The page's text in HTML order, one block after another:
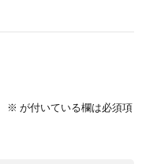
※ が付いている欄は必須項